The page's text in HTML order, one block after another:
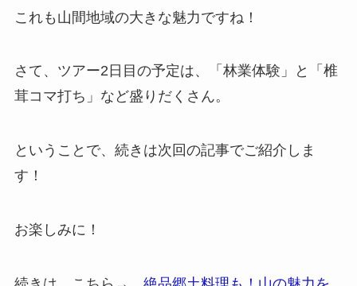
これも山間地域の大きな魅力ですね！
さて、ツアー2日目の予定は、「林業体験」と「椎
茸コマ打ち」など盛りだくさん。
ということで、続きは次回の記事でご紹介しま
す！
お楽しみに！